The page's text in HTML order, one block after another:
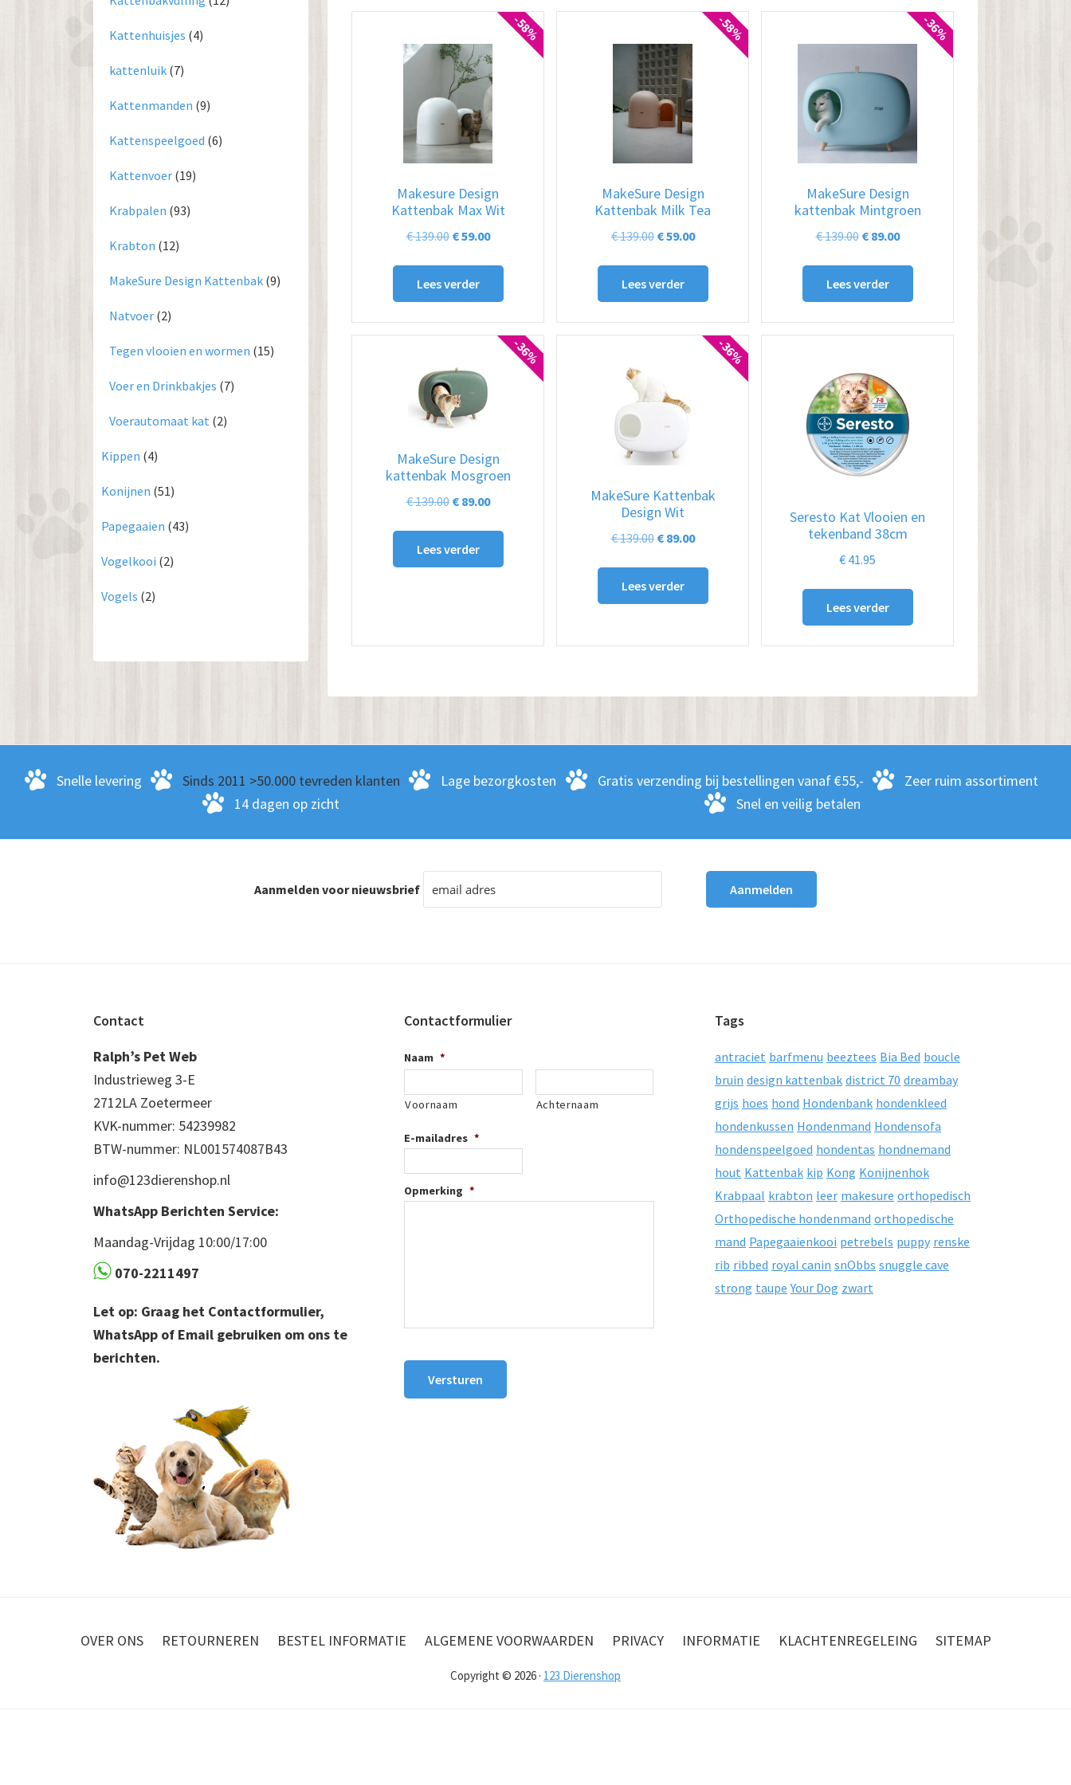
-58%
Makesure Design
Kattenbak Max Wit
€139.00 Oorspronkelijke
was:
€59.00Huidige
€ 59.00.
Lees verder
-58%
MakeSure Design
Kattenbak Milk Tea
€139.00 Oorspronkelijke
was:
€59.00Huidige
€ 59.00.
Lees verder
-36%
MakeSure Design
kattenbak Mintgroen
€139.00 Oorspronkelijke
was:
€89.00Huidige
€ 89.00.
Lees verder
-36%
MakeSure Design
kattenbak Mosgroen
€139.00 Oorspronkelijke
was:
€89.00Huidige
€ 89.00.
Lees verder
-36%
MakeSure Kattenbak
Design Wit
€139.00 Oorspronkelijke
was:
€89.00Huidige
€ 89.00.
Lees verder
Seresto Kat Vlooien en
tekenband 38cm
€ 41.95
Lees verder
Kattenhuisjes (4)
kattenluik (7)
Kattenmanden (9)
Kattenspeelgoed (6)
Kattenvoer (19)
Krabpalen (93)
Krabton (12)
MakeSure Design Kattenbak (9)
Natvoer (2)
Tegen vlooien en wormen (15)
Voer en Drinkbakjes (7)
Voerautomaat kat (2)
Kippen (4)
Konijnen (51)
Papegaaien (43)
Vogelkooi (2)
Vogels (2)
Snelle levering Sinds 2011 >50.000 tevreden klanten Lage bezorgkosten Gratis verzending bij bestellingen vanaf €55,-
Zeer ruim assortiment
14 dagen op zicht
Snel en veilig betalen
Aanmelden voor nieuwsbrief
Contact
Ralph’s Pet Web
Industrieweg 3-E
2712LA Zoetermeer
KVK-nummer: 54239982
BTW-nummer: NL001574087B43
info@123dierenshop.nl
WhatsApp Berichten Service:
Maandag-Vrijdag 10:00/17:00
070-2211497
Let op: Graag het Contactformulier,
WhatsApp of Email gebruiken om ons te
berichten.
Contactformulier
Naam *
Voornaam Achternaam
E-mailadres *
Opmerking *
Versturen
Tags
antraciet barfmenu beeztees Bia Bed boucle
bruin design kattenbak district 70 dreambay
grijs hoes hond Hondenbank hondenkleed
hondenkussen Hondenmand Hondensofa
hondenspeelgoed hondentas hondnemand
hout Kattenbak kip Kong Konijnenhok
Krabpaal krabton leer makesure orthopedisch
Orthopedische hondenmand orthopedische
mand Papegaaienkooi petrebels puppy renske
rib ribbed royal canin snObbs snuggle cave
strong taupe Your Dog zwart
OVER ONS RETOURNEREN BESTEL INFORMATIE ALGEMENE VOORWAARDEN PRIVACY INFORMATIE KLACHTENREGELEING SITEMAP
Copyright © 2026 · 123 Dierenshop